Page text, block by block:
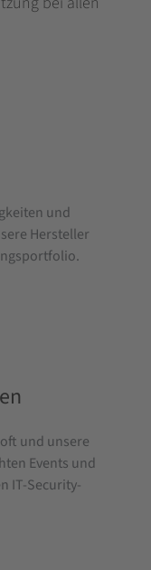
und
Hersteller
und unsere
Events und
IT-Security-